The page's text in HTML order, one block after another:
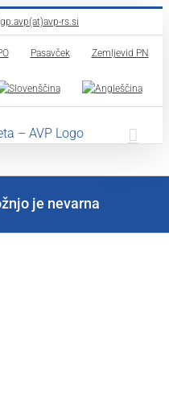
gp.avp(at)avp-rs.si
Pasavček Zemljevid PN
je nevarna